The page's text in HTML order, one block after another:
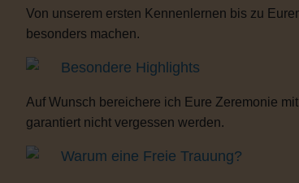
Von unserem ersten Kennenlernen bis zu
besonders machen.
Besondere Highlights
Auf Wunsch bereichere ich Eure Zeremonie
garantiert nicht vergessen werden.
Warum eine Freie Trauung?